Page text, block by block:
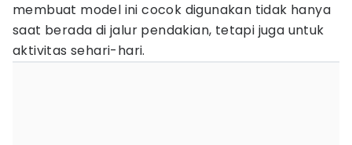
membuat model ini cocok digunakan tidak hanya
saat berada di jalur pendakian, tetapi juga untuk
aktivitas sehari-hari.